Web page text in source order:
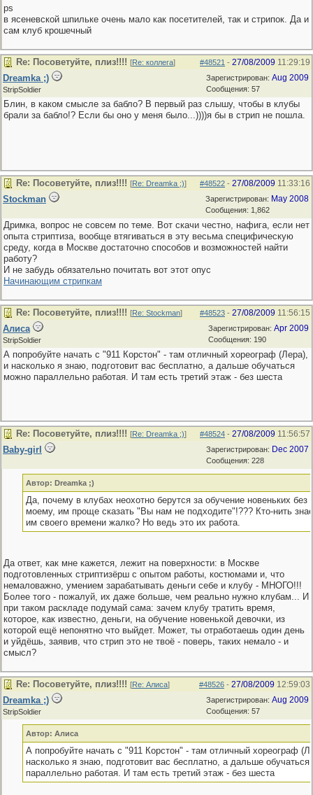
ps
в ясеневской шпильке очень мало как посетителей, так и стрипок. Да и
сам клуб крошечный
#48521 - 27/08/2009 11:29:19
Re: Посоветуйте, плиз!!!! [Re: коллега]
Зарегистрирован: Aug 2009
Сообщения: 57
Dreamka ;)
StripSoldier
Блин, в каком смысле за бабло? В первый раз слышу, чтобы в клубы
брали за бабло!? Если бы оно у меня было...))))я бы в стрип не пошла.
#48522 - 27/08/2009 11:33:16
Re: Посоветуйте, плиз!!!! [Re: Dreamka ;)]
Зарегистрирован: May 2008
Сообщения: 1,862
Stockman
Дримка, вопрос не совсем по теме. Вот скачи честно, нафига, если нет
опыта стриптиза, вообще втягиваться в эту весьма специфическую
среду, когда в Москве достаточно способов и возможностей найти
работу?
И не забудь обязательно почитать вот этот опус
Начинающим стрипкам
#48523 - 27/08/2009 11:56:15
Re: Посоветуйте, плиз!!!! [Re: Stockman]
Зарегистрирован: Apr 2009
Сообщения: 190
Алиса
StripSoldier
А попробуйте начать с "911 Корстон" - там отличный хореограф (Лера),
и насколько я знаю, подготовит вас бесплатно, а дальше обучаться
можно параллельно работая. И там есть третий этаж - без шеста
#48524 - 27/08/2009 11:56:57
Re: Посоветуйте, плиз!!!! [Re: Dreamka ;)]
Зарегистрирован: Dec 2007
Сообщения: 228
Baby-girl
Автор: Dreamka ;)
Да, почему в клубах неохотно берутся за обучение новеньких без
моему, им проще сказать "Вы нам не подходите"!??? Кто-нить
им своего времени жалко? Но ведь это их работа.
Да ответ, как мне кажется, лежит на поверхности: в Москве
подготовленных стриптизёрш с опытом работы, костюмами и, что
немаловажно, умением зарабатывать деньги себе и клубу - МНОГО!!!
Более того - пожалуй, их даже больше, чем реально нужно клубам... И
при таком раскладе подумай сама: зачем клубу тратить время,
которое, как известно, деньги, на обучение новенькой девочки, из
которой ещё непонятно что выйдет. Может, ты отработаешь один день
и уйдёшь, заявив, что стрип это не твоё - поверь, таких немало - и
смысл?
#48526 - 27/08/2009 12:59:03
Re: Посоветуйте, плиз!!!! [Re: Алиса]
Зарегистрирован: Aug 2009
Сообщения: 57
Dreamka ;)
StripSoldier
Автор: Алиса
А попробуйте начать с "911 Корстон" - там отличный хореограф
насколько я знаю, подготовит вас бесплатно, а дальше
параллельно работая. И там есть третий этаж - без шеста